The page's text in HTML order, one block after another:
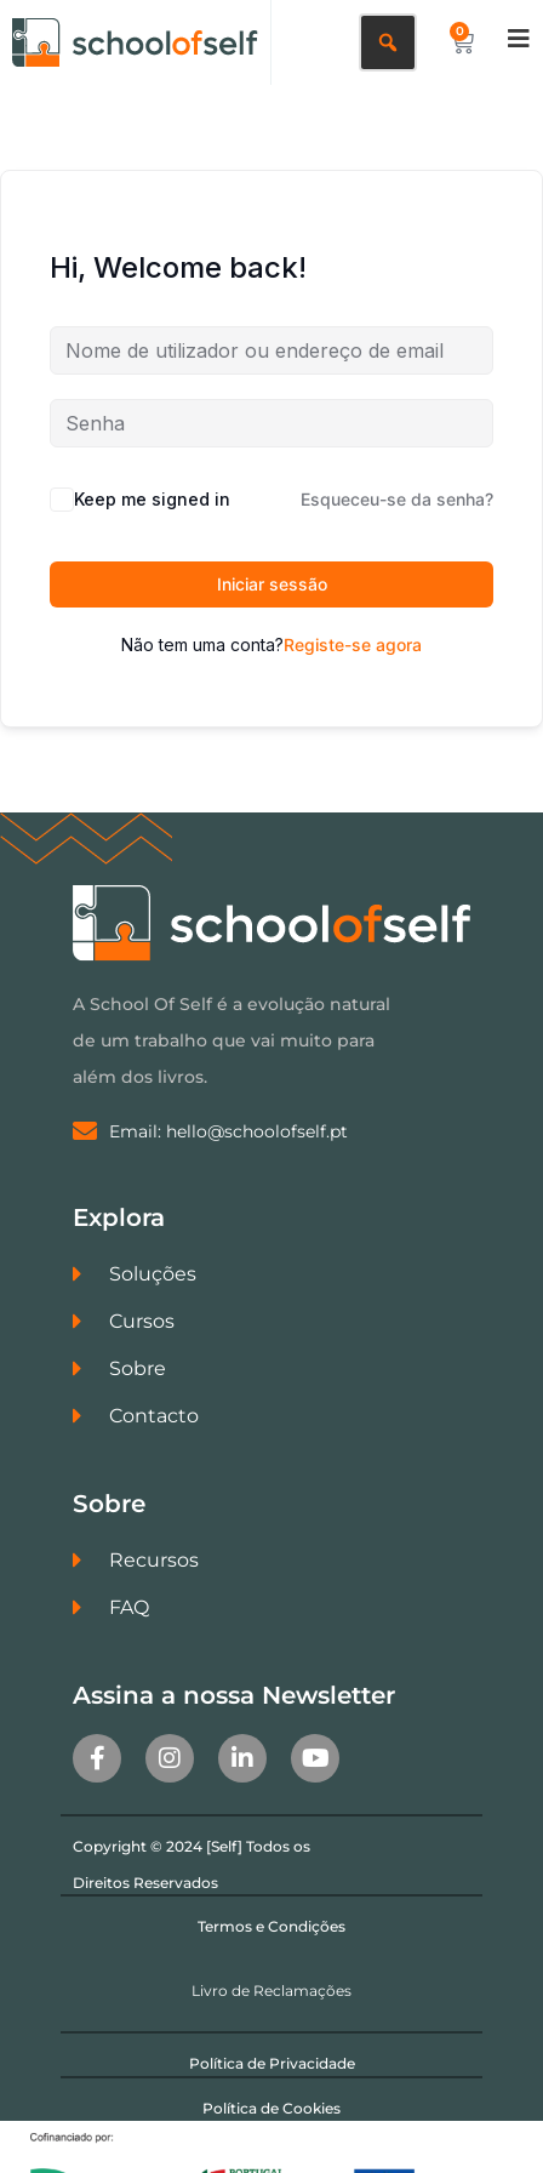
0
Hi, Welcome back!
Keep me signed in Esqueceu-se da senha?
Iniciar sessão
Não tem uma conta?Registe-se agora
A School Of Self é a evolução natural
de um trabalho que vai muito para
além dos livros.
Email: hello@schoolofself.pt
Explora
Soluções
Cursos
Sobre
Contacto
Sobre
Recursos
FAQ
Assina a nossa Newsletter
Copyright © 2024 [Self] Todos os
Direitos Reservados
Termos e Condições
Livro de Reclamações
Política de Privacidade
Política de Cookies